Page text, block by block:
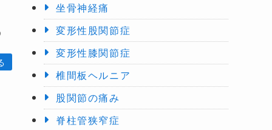
坐骨神経痛
変形性股関節症
変形性膝関節症
椎間板ヘルニア
股関節の痛み
脊柱管狭窄症